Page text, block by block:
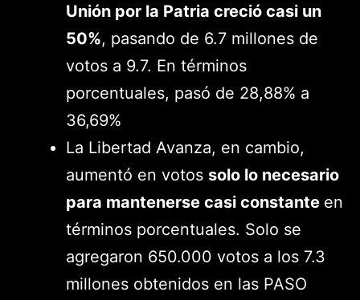
Unión por la Patria creció casi un
50%, pasando de 6.7 millones de
votos a 9.7. En términos
porcentuales, pasó de 28,88% a
36,69%
La Libertad Avanza, en cambio,
aumentó en votos solo lo necesario
para mantenerse casi constante en
términos porcentuales. Solo se
agregaron 650.000 votos a los 7.3
millones obtenidos en las PASO